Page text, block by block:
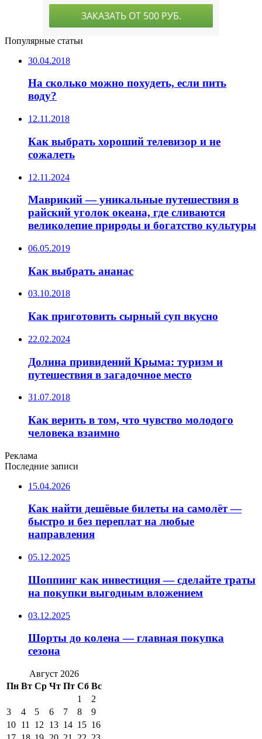
Популярные статьи
30.04.2018
На сколько можно похудеть, если пить
воду?
12.11.2018
Как выбрать хороший телевизор и не
сожалеть
12.11.2024
Маврикий — уникальные путешествия в
райский уголок океана, где сливаются
великолепие природы и богатство культуры
06.05.2019
Как выбрать ананас
03.10.2018
Как приготовить сырный суп вкусно
22.02.2024
Долина привидений Крыма: туризм и
путешествия в загадочное место
31.07.2018
Как верить в том, что чувство молодого
человека взаимно
Реклама
Последние записи
15.04.2026
Как найти дешёвые билеты на самолёт —
быстро и без переплат на любые
направления
05.12.2025
Шоппинг как инвестиция — сделайте траты
на покупки выгодным вложением
03.12.2025
Шорты до колена — главная покупка
сезона
Август 2026
Пн Вт Ср Чт Пт Сб Вс
1
2
3
4 5 6 7 8
9
10 11 12 13 14 15 16